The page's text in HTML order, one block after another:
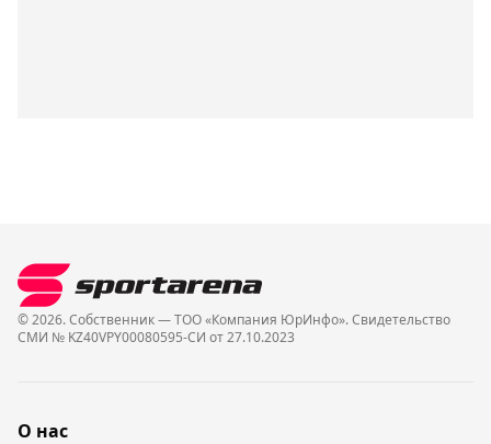
© 2026. Собственник — ТОО «Компания ЮрИнфо». Cвидетельство
СМИ № KZ40VPY00080595-СИ от 27.10.2023
О нас